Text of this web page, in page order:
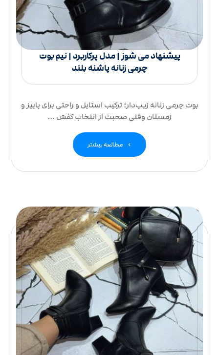
پیشنهاد می شوز | مدل پرکاربرد | نیم بوت
چرمی زنانه پاشنه بلند
بوت چرمی زنانه زیپ‌دار؛ ترکیب استایل و راحتی برای پاییز و
زمستان وقتی صحبت از انتخاب کفش ...
مطالعه بیشتر